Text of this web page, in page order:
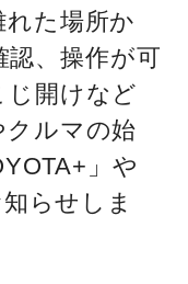
た場所か
認、操作が可
開けなど
ルマの始
」や
らせしま